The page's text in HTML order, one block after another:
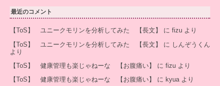
最近のコメント
【ToS】 ユニークモリンを分析してみた 【長文】 に fizu より
【ToS】 ユニークモリンを分析してみた 【長文】
に しんぞうくん
より
【ToS】 健康管理も楽じゃねーな 【お腹痛い】
に fizu より
【ToS】 健康管理も楽じゃねーな 【お腹痛い】
に kyuaより